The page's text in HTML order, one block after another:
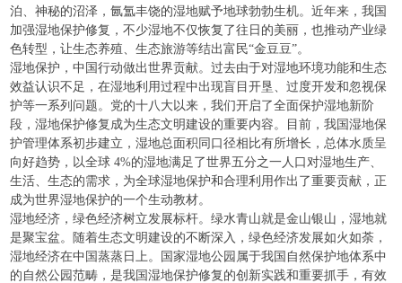
泊、神秘的沼泽，氤氲丰饶的湿地赋予地球勃勃生机。近年来，我国
加强湿地保护修复，不少湿地不仅恢复了往日的美丽，也推动产业绿
色转型，让生态养殖、生态旅游等结出富民“金豆豆”。
湿地保护，中国行动做出世界贡献。过去由于对湿地环境功能和生态
效益认识不足，在湿地利用过程中出现盲目开垦、过度开发和忽视保
护等一系列问题。党的十八大以来，我们开启了全面保护湿地新阶
段，湿地保护修复成为生态文明建设的重要内容。目前，我国湿地保
护管理体系初步建立，湿地总面积同口径相比有所增长，总体水质呈
向好趋势，以全球 4%的湿地满足了世界五分之一人口对湿地生产、
生活、生态的需求，为全球湿地保护和合理利用作出了重要贡献，正
成为世界湿地保护的一个生动教材。
湿地经济，绿色经济树立发展标杆。绿水青山就是金山银山，湿地就
是聚宝盆。随着生态文明建设的不断深入，绿色经济发展如火如荼，
湿地经济在中国蒸蒸日上。国家湿地公园属于我国自然保护地体系中
的自然公园范畴，是我国湿地保护修复的创新实践和重要抓手，有效